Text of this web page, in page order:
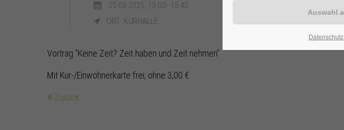
25.03.2025, 15:00–15:45
ORT: KURHALLE
Vortrag "Keine Zeit? Zeit haben und Zeit nehmen"
Mit Kur-/Einwohnerkarte frei, ohne 3,00 €
Zurück
Datenschutz